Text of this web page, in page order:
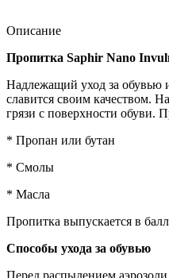
Описание
Пропитка Saphir Nano
Надлежащий уход за обувью
славится своим качеством.
грязи с поверхности обуви.
* Пропан или бутан
* Смолы
* Масла
Пропитка выпускается в
Способы ухода за обувью
Перед распылением